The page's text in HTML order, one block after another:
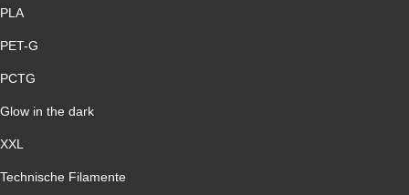
PLA
PET-G
PCTG
Glow in the dark
XXL
Technische Filamente